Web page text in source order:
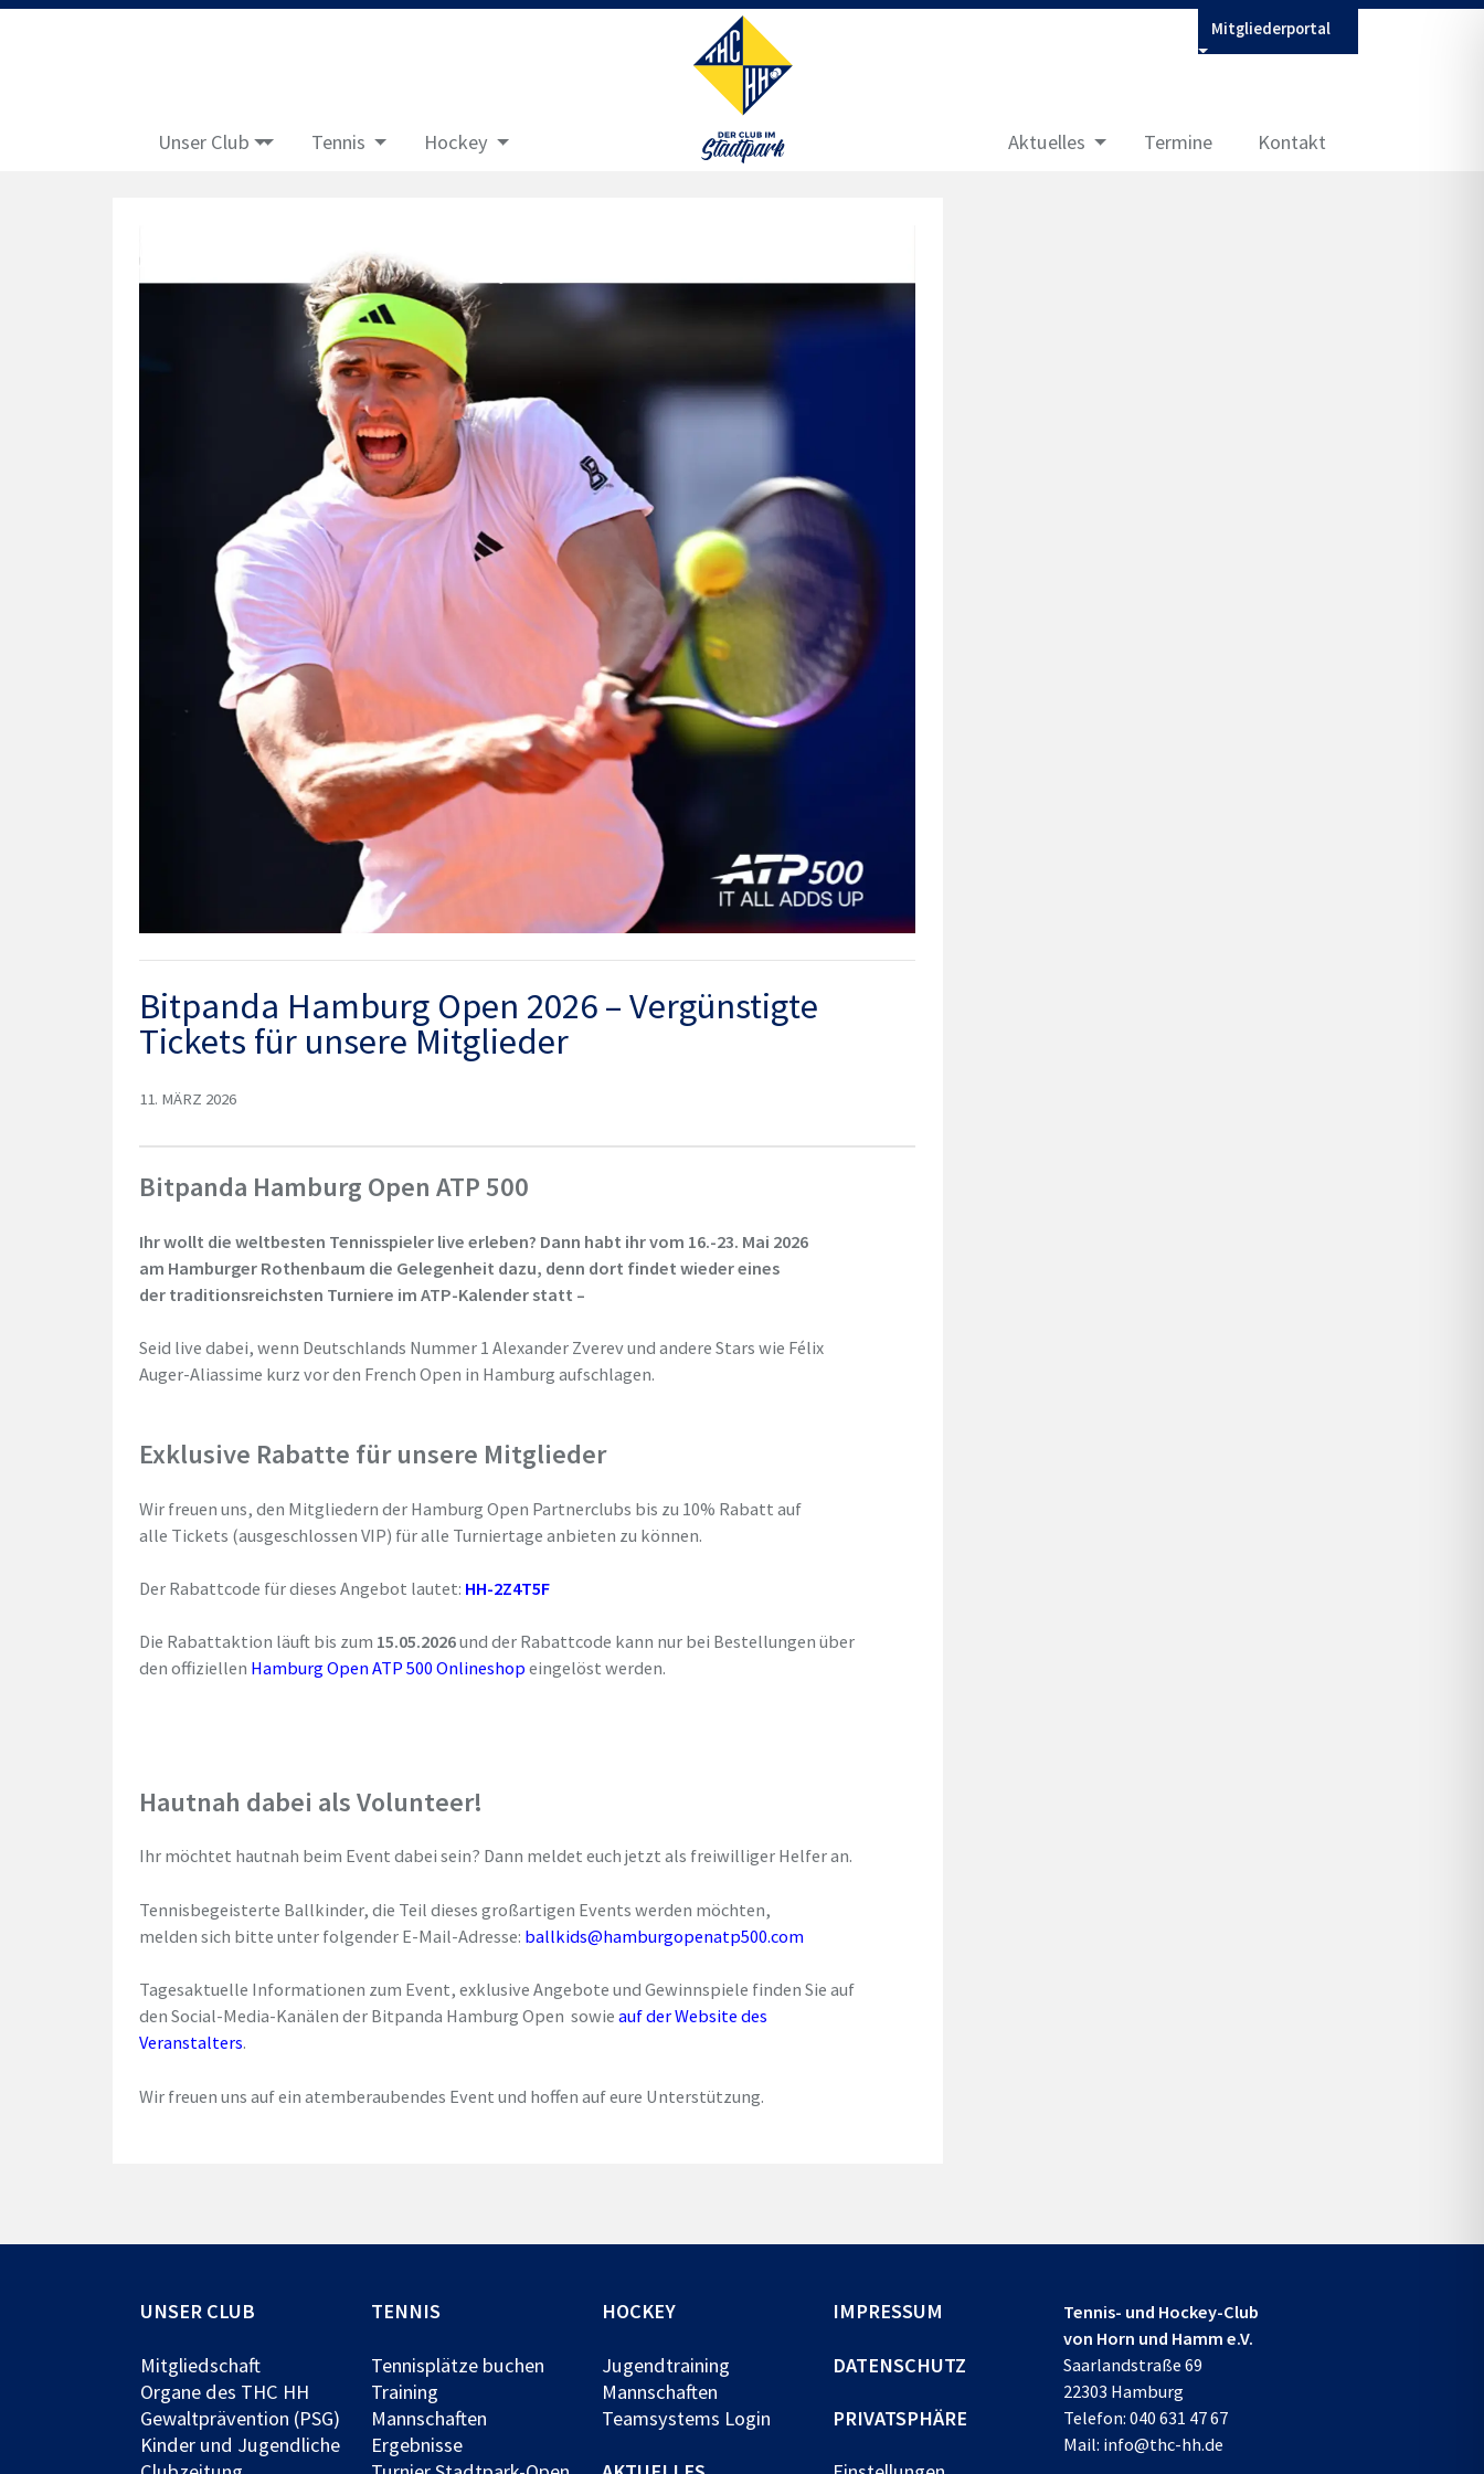
Unser Club Tennis Hockey
Mitgliederportal
Aktuelles Termine Kontakt
Bitpanda Hamburg Open 2026 – Vergünstigte
Tickets für unsere Mitglieder
11. MÄRZ 2026
Bitpanda Hamburg Open ATP500
Ihr wollt die weltbesten Tennisspieler live erleben? Dann habt ihr vom 16.-23. Mai 2026
am Hamburger Rothenbaum die Gelegenheit dazu, denn dort findet wieder eines
der traditionsreichsten Turniere im ATP-Kalender statt –
Seid live dabei, wenn Deutschlands Nummer 1 Alexander Zverev und andere Stars wie Félix
Auger-Aliassime kurz vor den French Open in Hamburg aufschlagen.
Exklusive Rabatte für unsere Mitglieder
Wir freuen uns, den Mitgliedern der Hamburg Open Partnerclubs bis zu 10% Rabatt auf
alle Tickets (ausgeschlossen VIP) für alle Turniertage anbieten zu können.
Der Rabattcode für dieses Angebot lautet: HH-2Z4T5F
Die Rabattaktion läuft bis zum 15.05.2026und der Rabattcode kann nur bei Bestellungen über
den offiziellen Hamburg Open ATP 500 Onlineshop eingelöst werden.
Hautnah dabei als Volunteer!
Ihr möchtet hautnah beim Event dabei sein? Dann meldet euch jetzt als freiwilliger Helfer an.
Tennisbegeisterte Ballkinder, die Teil dieses großartigen Events werden möchten,
melden sich bitte unter folgender E-Mail-Adresse: ballkids@hamburgopenatp500.com
Tagesaktuelle Informationen zum Event, exklusive Angebote und Gewinnspiele finden Sie auf
den Social-Media-Kanälen der Bitpanda Hamburg Opensowieauf der Website des
Veranstalters.
Wir freuen uns auf ein atemberaubendes Event und hoffen auf eure Unterstützung.
UNSER CLUB
Mitgliedschaft
Organe des THC HH
Gewaltprävention (PSG)
Kinder und Jugendliche
TENNIS
Tennisplätze buchen
Training
Mannschaften
Ergebnisse
HOCKEY
Jugendtraining
Mannschaften
Teamsystems Login
IMPRESSUM
DATENSCHUTZ
PRIVATSPHÄRE
Tennis- und Hockey-Club
von Horn und Hamm e.V.
Saarlandstraße 69
22303 Hamburg
Telefon:040 631 47 67
Mail: info@thc-hh.de